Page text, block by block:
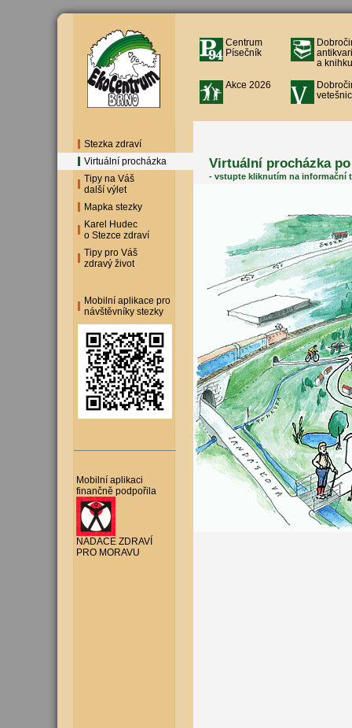
Centrum
Písečník
a
Akce 2026
Stezka zdraví
Virtuální procházka
Tipy na Váš
další výlet
Mapka stezky
Karel Hudec
o Stezce zdraví
Tipy pro Váš
zdravý život
Mobilní aplikace pro
návštěvníky stezky
Mobilní aplikaci
finančně podpořila
NADACE ZDRAVÍ
PRO MORAVU
Virtuální procházka
- vstupte kliknutím na informační